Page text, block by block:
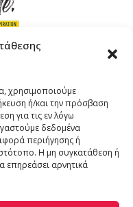
χρησιμοποιούμε
ή/και την πρόσβαση
για τις εν λόγω
δεδομένα
περιήγησης ή
Η μη συγκατάθεση ή
επηρεάσει αρνητικά